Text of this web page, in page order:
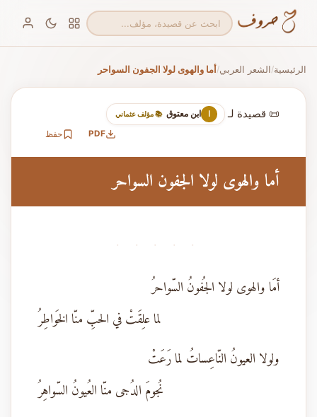
الرئيسية/الشعر العربي/أما والهوى لولا الجفون السواحر
📜 قصيدة لـ ا ابن معتوق 📚 مؤلف عثماني
PDF حفظ
أما والهوى لولا الجفون السواحر
· · · · ·
أمَا والهوى لولا الجُفونُ السّواحرُ
لما علِقَتْ في الحبِّ منّا الخَواطِرُ
ولولا العيونُ النّاعِساتُ لما رَعَتْ
نُجومَ الدُجى منّا العُيونُ السّواهِرُ